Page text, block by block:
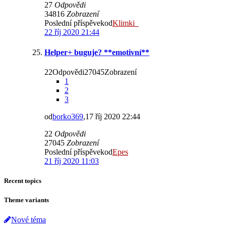
27 Odpovědi
34816 Zobrazení
Poslední příspěvekodKlimki_
22 říj 2020 21:44
Helper+ buguje? **emotivní**
22Odpovědi27045Zobrazení
1
2
3
odborko369,17 říj 2020 22:44
22 Odpovědi
27045 Zobrazení
Poslední příspěvekodEpes
21 říj 2020 11:03
Recent topics
Theme variants
Nové téma